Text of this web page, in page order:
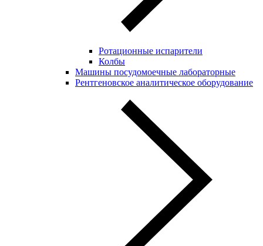
Ротационные испарители
Колбы
Машины посудомоечные лабораторные
Рентгеновское аналитическое оборудование